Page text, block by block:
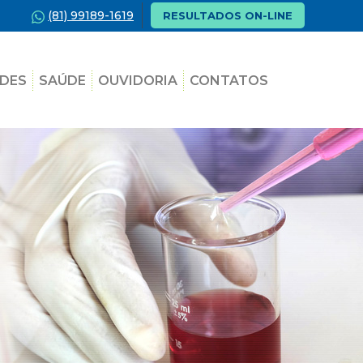
(81) 99189-1619 RESULTADOS ON-LINE
SAÚDE OUVIDORIA CONTATOS